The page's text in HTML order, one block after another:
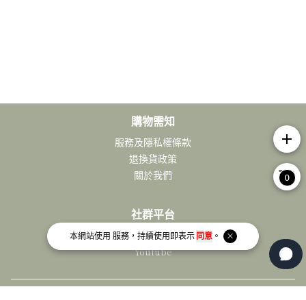
本網站使用 服務，持續使用即表示 同意。
購物需知
服務及隱私權條款
退換貨政策
關於我們
社群平台
Facebook
Youtube
add
0